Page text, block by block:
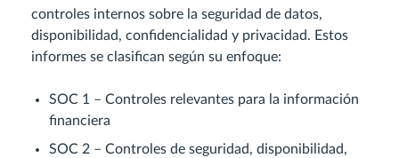
controles internos sobre la seguridad de datos,
disponibilidad, confidencialidad y privacidad. Estos
informes se clasifican según su enfoque:
SOC 1 – Controles relevantes para la información
financiera
SOC 2 – Controles de seguridad, disponibilidad,